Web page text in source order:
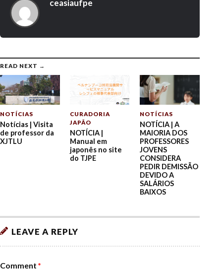
ceasiaufpe
READ NEXT →
NOTÍCIAS
Notícias | Visita
de professor da
XJTLU
CURADORIA
JAPÃO
NOTÍCIA |
Manual em
japonês no site
do TJPE
NOTÍCIAS
NOTÍCIA | A
MAIORIA DOS
PROFESSORES
JOVENS
CONSIDERA
PEDIR DEMISSÃO
DEVIDO A
SALÁRIOS
BAIXOS
LEAVE A REPLY
Comment *